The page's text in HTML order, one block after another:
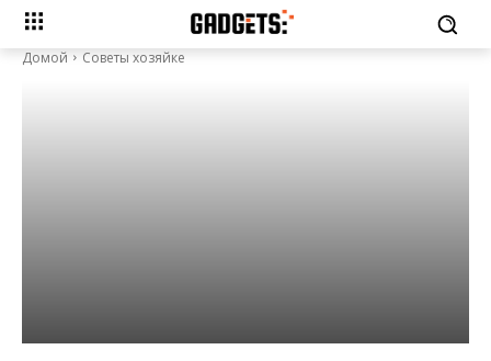
Домой Советы хозяйке